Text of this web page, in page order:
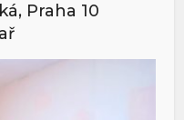
Praha 10